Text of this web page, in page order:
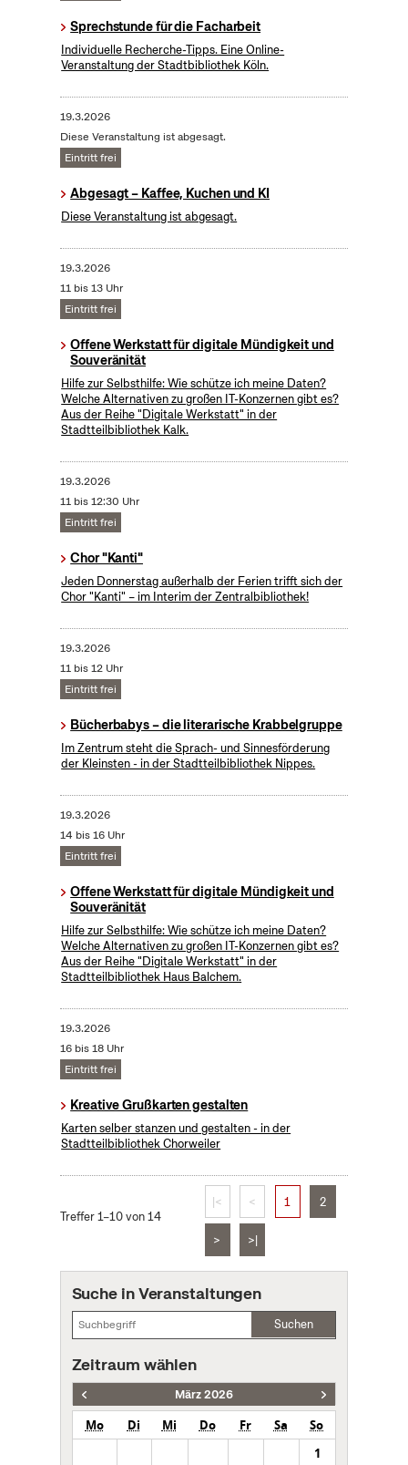
Sprechstunde für die Facharbeit
Individuelle Recherche-Tipps. Eine Online-
Veranstaltung der Stadtbibliothek Köln.
19.3.2026
Diese Veranstaltung ist abgesagt.
Eintritt frei
Abgesagt – Kaffee, Kuchen und KI
Diese Veranstaltung ist abgesagt.
19.3.2026
11 bis 13 Uhr
Eintritt frei
Offene Werkstatt für digitale Mündigkeit und
Souveränität
Hilfe zur Selbsthilfe: Wie schütze ich meine Daten?
Welche Alternativen zu großen IT-Konzernen gibt es?
Aus der Reihe "Digitale Werkstatt" in der
Stadtteilbibliothek Kalk.
19.3.2026
11 bis 12:30 Uhr
Eintritt frei
Chor "Kanti"
Jeden Donnerstag außerhalb der Ferien trifft sich der
Chor "Kanti" – im Interim der Zentralbibliothek!
19.3.2026
11 bis 12 Uhr
Eintritt frei
Bücherbabys – die literarische Krabbelgruppe
Im Zentrum steht die Sprach- und Sinnesförderung
der Kleinsten - in der Stadtteilbibliothek Nippes.
19.3.2026
14 bis 16 Uhr
Eintritt frei
Offene Werkstatt für digitale Mündigkeit und
Souveränität
Hilfe zur Selbsthilfe: Wie schütze ich meine Daten?
Welche Alternativen zu großen IT-Konzernen gibt es?
Aus der Reihe "Digitale Werkstatt" in der
Stadtteilbibliothek Haus Balchem.
19.3.2026
16 bis 18 Uhr
Eintritt frei
Kreative Grußkarten gestalten
Karten selber stanzen und gestalten - in der
Stadtteilbibliothek Chorweiler
Treffer 1–10 von 14
|< < 1 2
> >|
Suche in Veranstaltungen
Suchen
Zeitraum wählen
März 2026
Mo Di Mi Do Fr Sa
So
1